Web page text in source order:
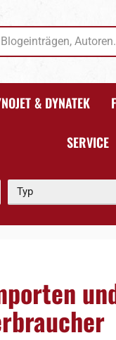
& DYNATEK
SERVICE